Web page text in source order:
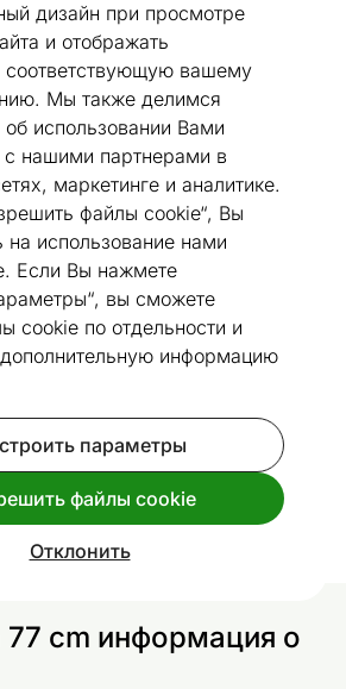
дизайн при просмотре
и отображать
вашему
Мы также делимся
использовании Вами
с нашими партнерами в
маркетинге и аналитике.
файлы cookie“, Вы
на использование нами
Если Вы нажмете
вы сможете
cookie по отдельности и
информацию
параметры
файлы cookie
Отклонить
1 / 15
cm
информацию
cm информация о